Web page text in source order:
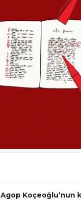
Agop Koçeoğlu’nun